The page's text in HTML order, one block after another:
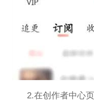
2.在创作者中心页